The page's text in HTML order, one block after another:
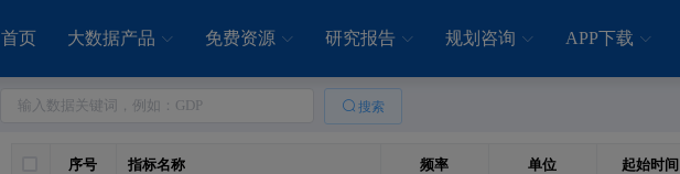
首页 大数据产品 免费资源 研究报告 规划咨询 APP下载
搜索
全选
序号 指标名称 频率 单位 起始时间